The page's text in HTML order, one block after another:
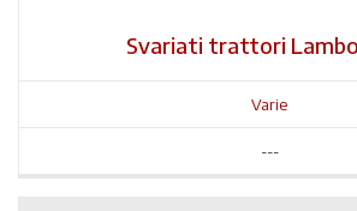
Svariati trattori
Varie
---